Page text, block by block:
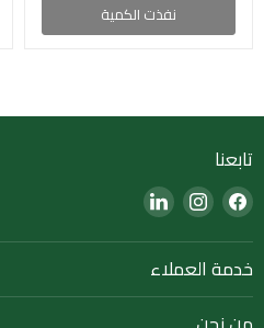
نفذت الكمية
تابعنا
Find
us
on
Facebook
Find
us
on
Instagram
Find
on
خدمة العملاء